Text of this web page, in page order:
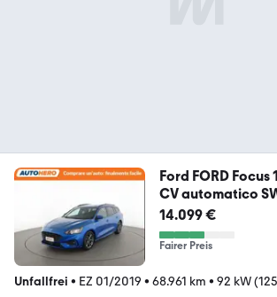
Ford FORD Focus
CV automatico
14.099 €
Fairer Preis
Unfallfrei • EZ 01/2019 • 68.961 km • 92 kW